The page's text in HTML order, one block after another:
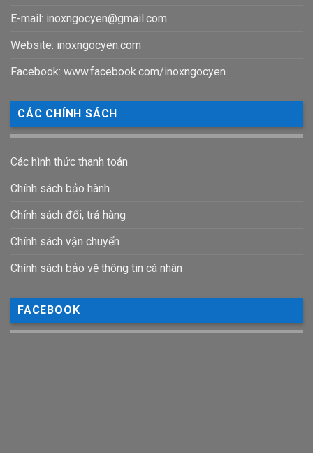
E-mail: inoxngocyen@gmail.com
Website: inoxngocyen.com
Facebook: www.facebook.com/inoxngocyen
CÁC CHÍNH SÁCH
Các hình thức thanh toán
Chính sách bảo hành
Chính sách đổi, trả hàng
Chính sách vận chuyển
Chính sách bảo vệ thông tin cá nhân
FACEBOOK